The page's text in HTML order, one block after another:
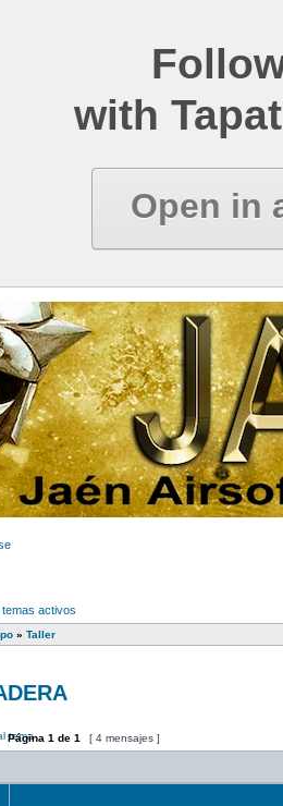
with
Open in
temas activos
» Taller
Página 1 de 1 [ 4 mensajes ]